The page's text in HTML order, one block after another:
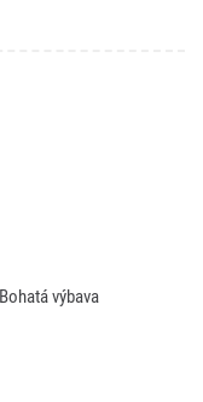
Bohatá výbava